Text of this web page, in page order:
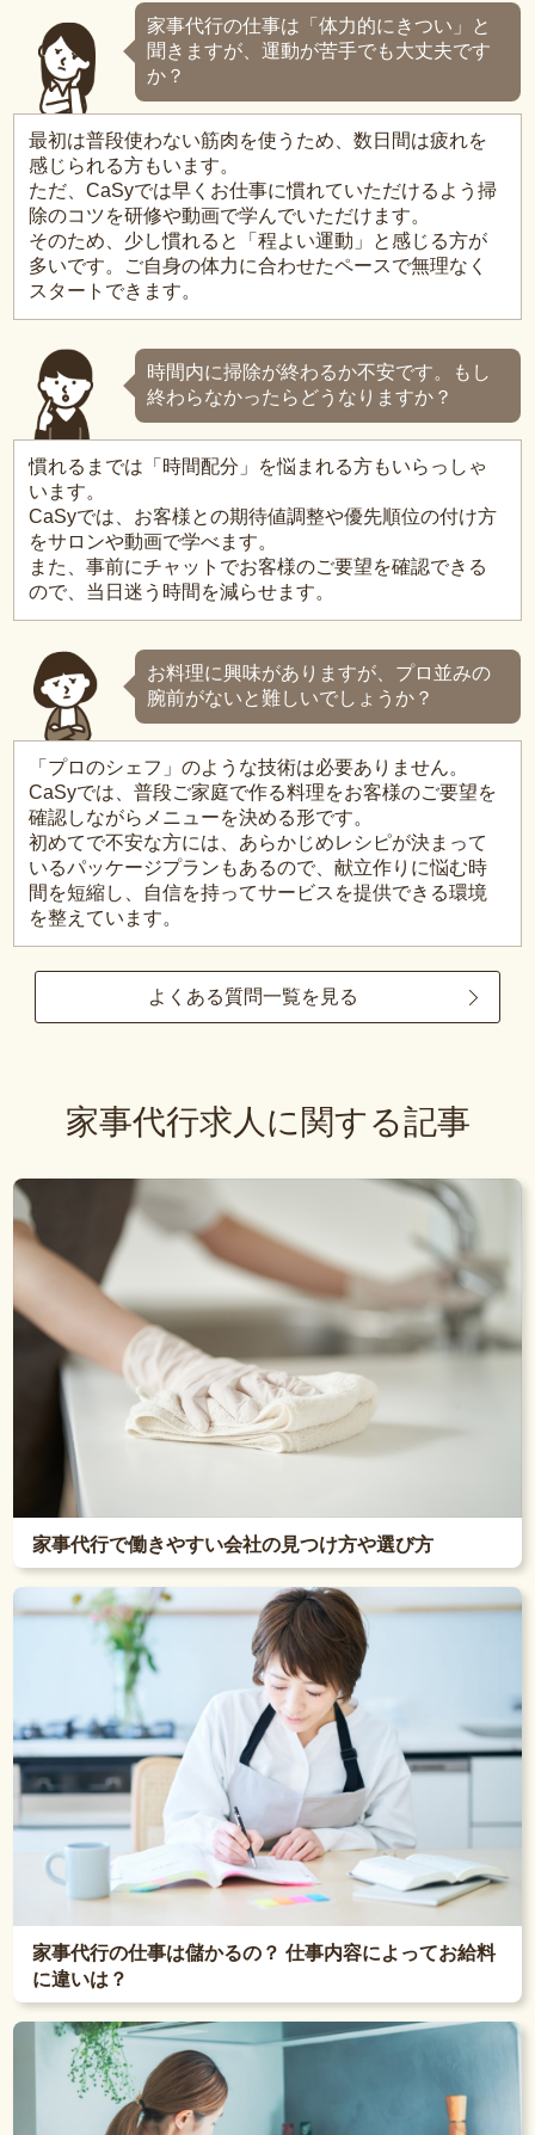
家事代行の仕事は「体力的にきつい」と
聞きますが、運動が苦手でも大丈夫です
か？
最初は普段使わない筋肉を使うため、数日間は疲れを
感じられる方もいます。
ただ、CaSyでは早くお仕事に慣れていただけるよう掃
除のコツを研修や動画で学んでいただけます。
そのため、少し慣れると「程よい運動」と感じる方が
多いです。ご自身の体力に合わせたペースで無理なく
スタートできます。
時間内に掃除が終わるか不安です。もし
終わらなかったらどうなりますか？
慣れるまでは「時間配分」を悩まれる方もいらっしゃ
います。
CaSyでは、お客様との期待値調整や優先順位の付け方
をサロンや動画で学べます。
また、事前にチャットでお客様のご要望を確認できる
ので、当日迷う時間を減らせます。
お料理に興味がありますが、プロ並みの
腕前がないと難しいでしょうか？
「プロのシェフ」のような技術は必要ありません。
CaSyでは、普段ご家庭で作る料理をお客様のご要望を
確認しながらメニューを決める形です。
初めてで不安な方には、あらかじめレシピが決まって
いるパッケージプランもあるので、献立作りに悩む時
間を短縮し、自信を持ってサービスを提供できる環境
を整えています。
よくある質問一覧を見る
家事代行求人に関する記事
家事代行で働きやすい会社の見つけ方や選び方
家事代行の仕事は儲かるの？ 仕事内容によってお給料
に違いは？